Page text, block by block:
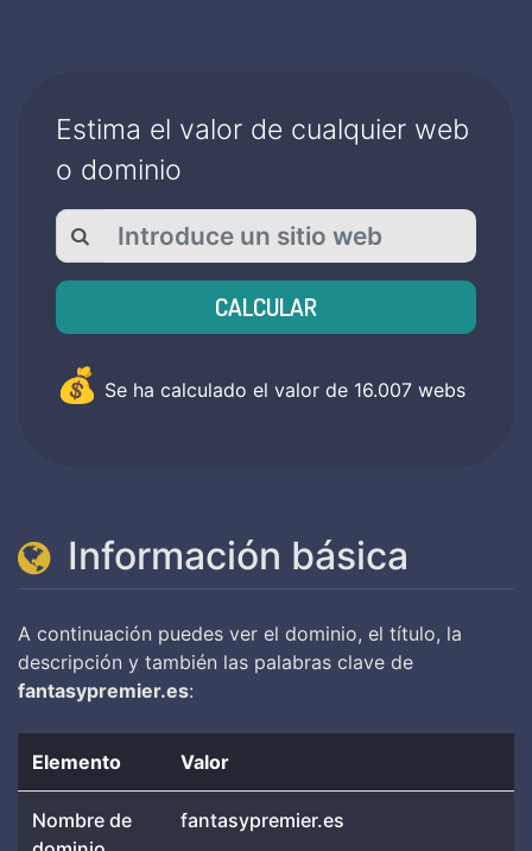
Estima el valor de cualquier web
o dominio
CALCULAR
💰 Se ha calculado el valor de 16.007 webs
Información básica
A continuación puedes ver el dominio, el título, la
descripción y también las palabras clave de
fantasypremier.es:
Elemento Valor
Nombre de
fantasypremier.es